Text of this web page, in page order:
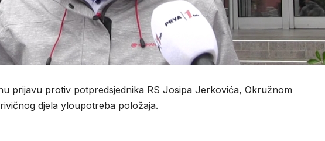
prijavu protiv potpredsjednika RS Josipa Jerkovića, Okružnom
djela yloupotreba položaja.